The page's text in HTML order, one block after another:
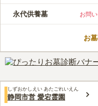
りで、一族のお墓を
つです。西福寺 のう
は、供養に関する初
負担を減らしたい方
この霊園はまだ誰からも評価さ
永代供養墓 お問
お
しずおかしえい あたごれいえん
静岡市営 愛宕霊園